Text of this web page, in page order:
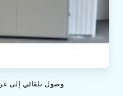
وصول تلقائي إلى